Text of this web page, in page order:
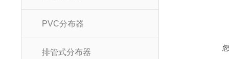
PVC分布器
排管式分布器